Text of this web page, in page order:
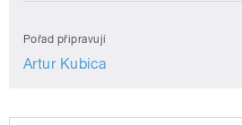
Pořad připravují
Artur Kubica